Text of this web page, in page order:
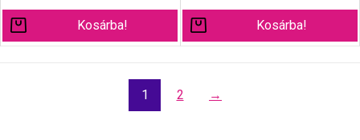
Kosárba! Kosárba!
1 2 →